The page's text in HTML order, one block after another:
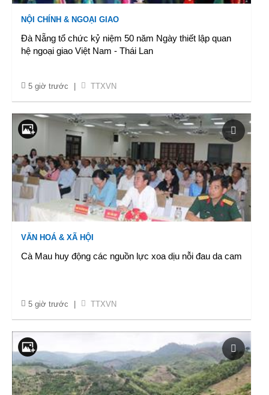
NỘI CHÍNH & NGOẠI GIAO
Đà Nẵng tổ chức kỷ niệm 50 năm Ngày thiết lập quan
hệ ngoại giao Việt Nam - Thái Lan
5 giờ trước TTXVN
VĂN HOÁ & XÃ HỘI
Cà Mau huy động các nguồn lực xoa dịu nỗi đau da cam
5 giờ trước TTXVN